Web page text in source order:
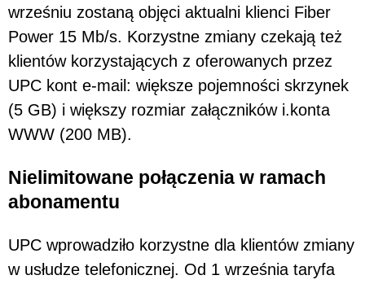
wrześniu zostaną objęci aktualni klienci Fiber
Power 15 Mb/s. Korzystne zmiany czekają też
klientów korzystających z oferowanych przez
UPC kont e-mail: większe pojemności skrzynek
(5 GB) i większy rozmiar załączników i.konta
WWW (200 MB).
Nielimitowane połączenia w ramach
abonamentu
UPC wprowadziło korzystne dla klientów zmiany
w usłudze telefonicznej. Od 1 września taryfa